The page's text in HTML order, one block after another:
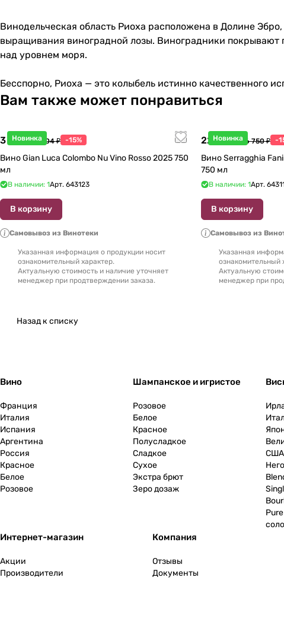
Винодельческая область Риоха расположена в Долине
выращивания виноградной лозы. Виноградники покрывают
над уровнем моря.
Бесспорно, Риоха — это колыбель истинно качественного
Вам также может понравиться
Новинка
3 998 ₽4 704 ₽ -15%
Вино Gian Luca Colombo Nu Vino Rosso 2025 750
мл
В наличии: 1Арт. 643123
В корзину
Самовывоз из Винотеки
Указанная информация о продукции носит
ознакомительный характер.
Актуальную стоимость и наличие уточняет
менеджер при продтверждении заказа.
Новинка
22 738 ₽26 750 ₽ -
Вино Serragghia
750 мл
В наличии: 1Арт.
В корзину
Самовывоз из
Указанная
ознакомительный
Актуальную
менеджер при
Назад к списку
Вино
Франция
Италия
Испания
Аргентина
Россия
Красное
Белое
Розовое
Шампанское и игристое
Розовое
Белое
Красное
Полусладкое
Сладкое
Сухое
Экстра брют
Зеро дозаж
США
Интернет-магазин
Акции
Производители
Компания
Отзывы
Документы